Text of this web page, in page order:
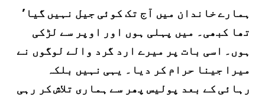
’ہمارے خاندان میں آج تک کوئی جیل نہیں گیا
تھا کبھی۔ میں پہلی ہوں اور اوپر سے لڑکی
ہوں۔ اسی بات پر میرے ارد گرد والے لوگوں نے
میرا جینا حرام کر دیا۔ یہی نہیں بلکہ
رہائی کے بعد پولیس پھر سے ہماری تلاش کر رہی